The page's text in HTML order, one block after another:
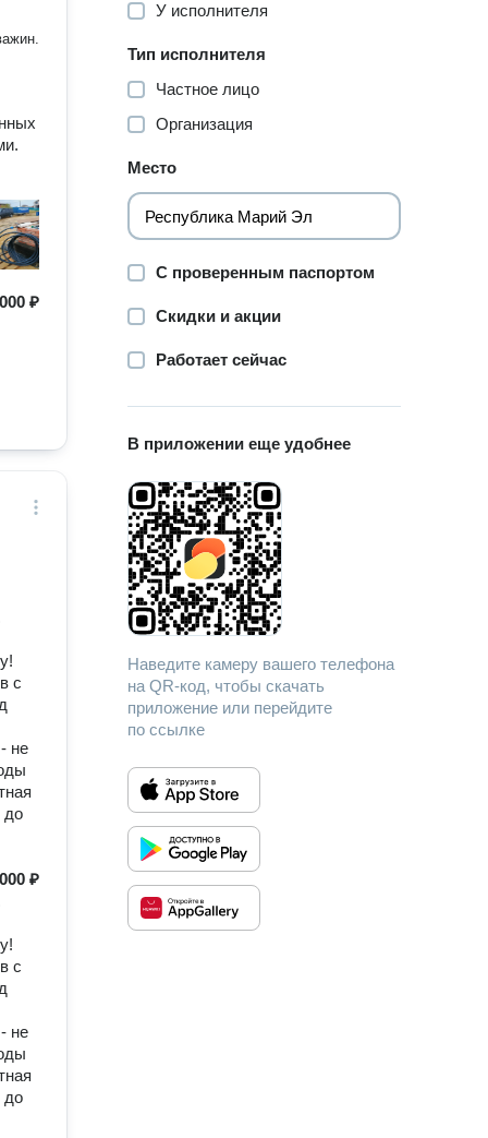
₽
с
не
до
₽
с
не
до
У исполнителя
Тип исполнителя
Частное лицо
Организация
Место
С проверенным паспортом
Скидки и акции
Работает сейчас
В приложении еще удобнее
Наведите камеру вашего телефона
на QR-код, чтобы скачать
приложение или перейдите
по ссылке